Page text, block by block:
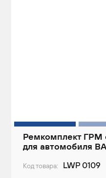
Ремкомплект ГРМ
для автомобиля
Код товара: LWP 0109